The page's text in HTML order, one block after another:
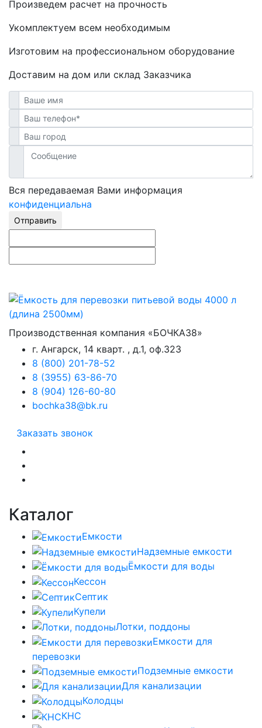
Произведем расчет на прочность
Укомплектуем всем необходимым
Изготовим на профессиональном оборудование
Доставим на дом или склад Заказчика
Вся передаваемая Вами информация
конфиденциальна
Отправить
Производственная компания «БОЧКА38»
г. Ангарск, 14 кварт. , д.1, оф.323
8 (800) 201-78-52
8 (3955) 63-86-70
8 (904) 126-60-80
bochka38@bk.ru
Заказать звонок
Каталог
Емкости
Надземные емкости
Ёмкости для воды
Кессон
Септик
Купели
Лотки, поддоны
Емкости для
перевозки
Подземные емкости
Для канализации
Колодцы
КНС